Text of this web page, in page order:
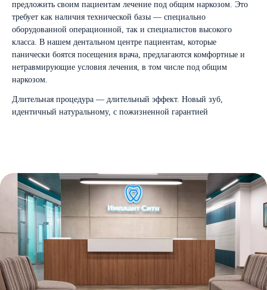
предложить своим пациентам лечение под общим наркозом. Это
требует как наличия технической базы — специально
оборудованной операционной, так и специалистов высокого
класса. В нашем дентальном центре пациентам, которые
панически боятся посещения врача, предлагаются комфортные и
нетравмирующие условия лечения, в том числе под общим
наркозом.
Длительная процедура — длительный эффект. Новый зуб,
идентичный натуральному, с пожизненной гарантией